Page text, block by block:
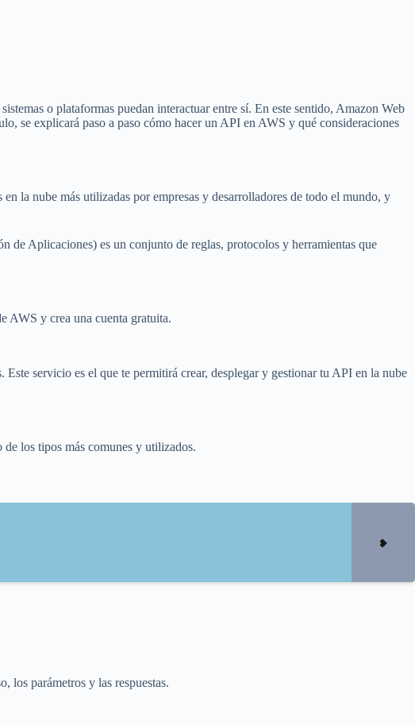
o plataformas puedan interactuar entre sí. En este sentido, Amazon Web
se explicará paso a paso cómo hacer un API en AWS y qué consideraciones
la nube más utilizadas por empresas y desarrolladores de todo el mundo, y
de Aplicaciones) es un conjunto de reglas, protocolos y herramientas que
AWS y crea una cuenta gratuita.
servicio es el que te permitirá crear, desplegar y gestionar tu API en la nube
los tipos más comunes y utilizados.
los parámetros y las respuestas.